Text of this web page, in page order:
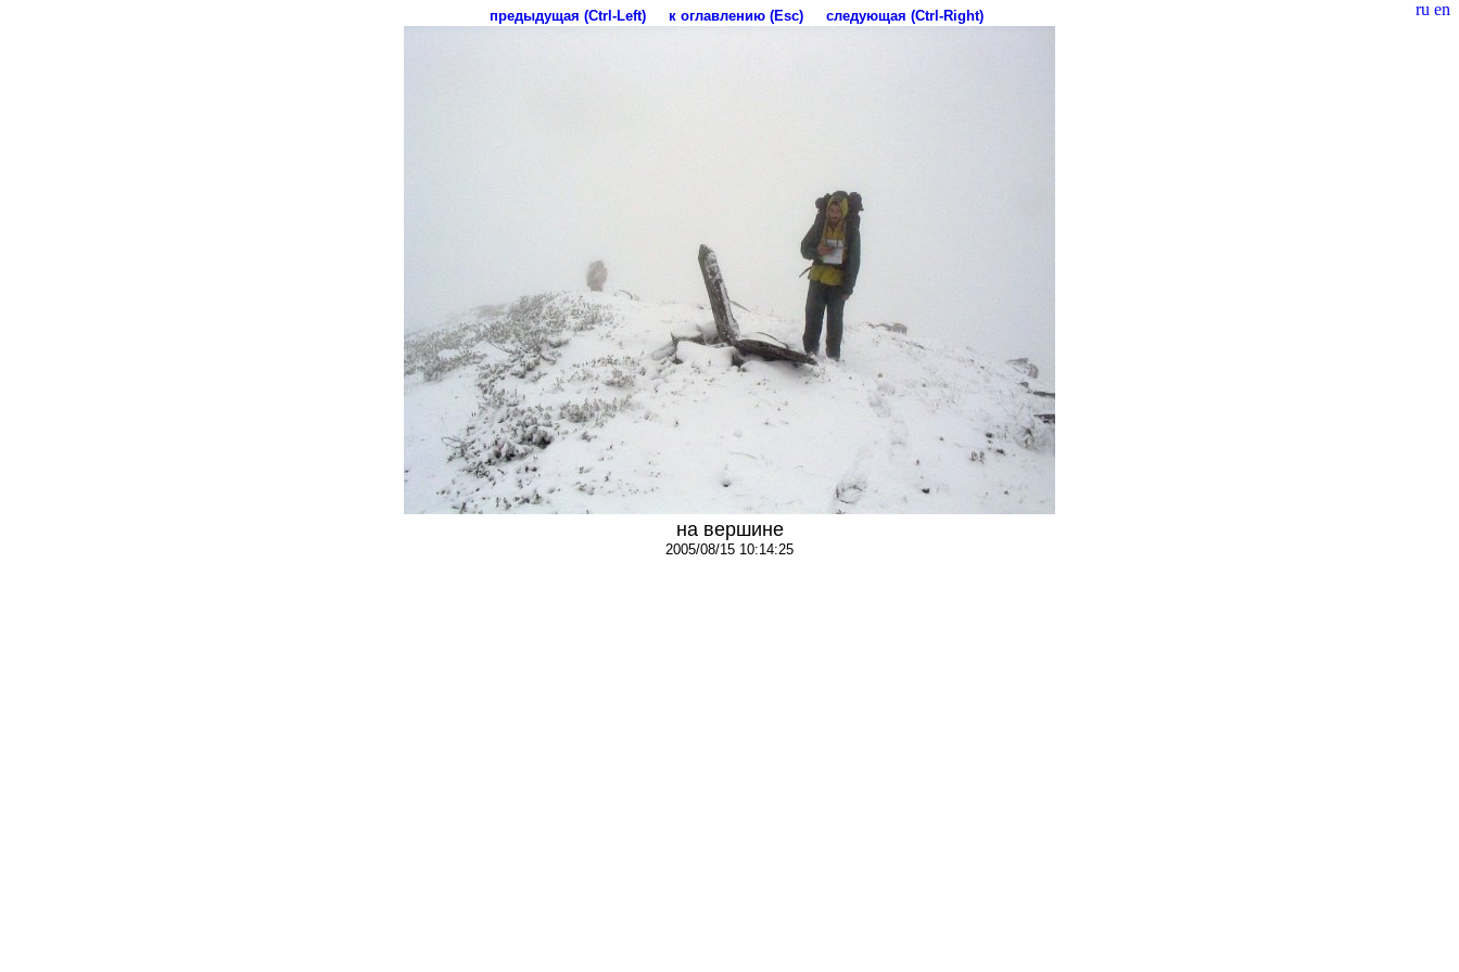
ru en
предыдущая (Ctrl-Left) к оглавлению (Esc) следующая (Ctrl-Right)
на вершине
2005/08/15 10:14:25